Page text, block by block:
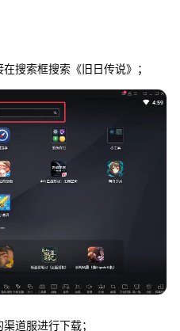
索框搜索《旧日传说》；
道服进行下载；